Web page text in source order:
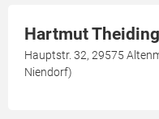
Hartmut
Hauptstr. 32, 29575
Niendorf)